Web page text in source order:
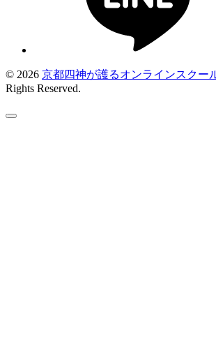
© 2026 京都四神が護るオンラインスクー
Rights Reserved.